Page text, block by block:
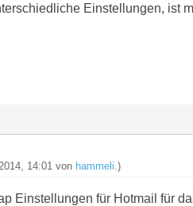
Einstellungen, ist
14:01 von hammeli .)
Einstellungen für Hotmail für